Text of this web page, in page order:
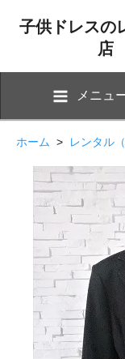
子供ドレスの
店
メニュ
ホーム > レンタル